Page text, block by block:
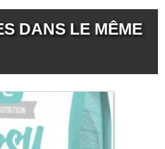
DANS LE MÊME